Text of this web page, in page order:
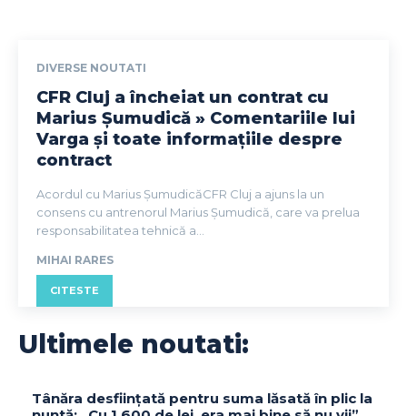
DIVERSE NOUTATI
CFR Cluj a încheiat un contrat cu
Marius Șumudică » Comentariile lui
Varga și toate informațiile despre
contract
Acordul cu Marius ȘumudicăCFR Cluj a ajuns la un
consens cu antrenorul Marius Șumudică, care va prelua
responsabilitatea tehnică a...
MIHAI RARES
CITESTE
Ultimele noutati:
Tânăra desființată pentru suma lăsată în plic la